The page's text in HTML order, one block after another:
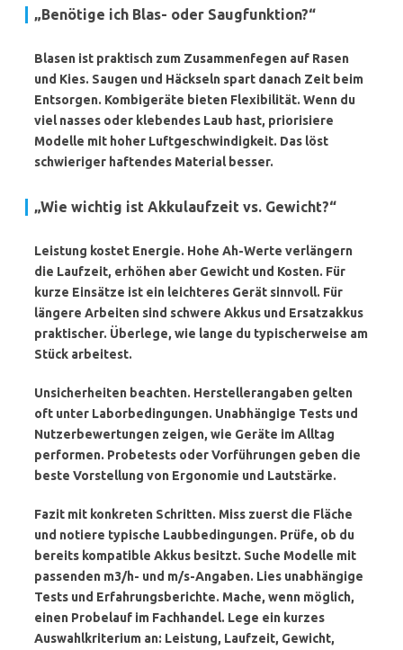
„Benötige ich Blas- oder Saugfunktion?“
Blasen ist praktisch zum Zusammenfegen auf Rasen
und Kies. Saugen und Häckseln spart danach Zeit beim
Entsorgen. Kombigeräte bieten Flexibilität. Wenn du
viel nasses oder klebendes Laub hast, priorisiere
Modelle mit hoher Luftgeschwindigkeit. Das löst
schwieriger haftendes Material besser.
„Wie wichtig ist Akkulaufzeit vs. Gewicht?“
Leistung kostet Energie. Hohe Ah-Werte verlängern
die Laufzeit, erhöhen aber Gewicht und Kosten. Für
kurze Einsätze ist ein leichteres Gerät sinnvoll. Für
längere Arbeiten sind schwere Akkus und Ersatzakkus
praktischer. Überlege, wie lange du typischerweise am
Stück arbeitest.
Unsicherheiten beachten. Herstellerangaben gelten
oft unter Laborbedingungen. Unabhängige Tests und
Nutzerbewertungen zeigen, wie Geräte im Alltag
performen. Probetests oder Vorführungen geben die
beste Vorstellung von Ergonomie und Lautstärke.
Fazit mit konkreten Schritten. Miss zuerst die Fläche
und notiere typische Laubbedingungen. Prüfe, ob du
bereits kompatible Akkus besitzt. Suche Modelle mit
passenden m3/h- und m/s-Angaben. Lies unabhängige
Tests und Erfahrungsberichte. Mache, wenn möglich,
einen Probelauf im Fachhandel. Lege ein kurzes
Auswahlkriterium an: Leistung, Laufzeit, Gewicht,